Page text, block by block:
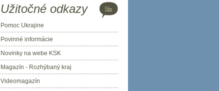
Užitočné odkazy
Pomoc Ukrajine
Povinné informácie
Novinky na webe KSK
Magazín - Rozhýbaný kraj
Videomagazín